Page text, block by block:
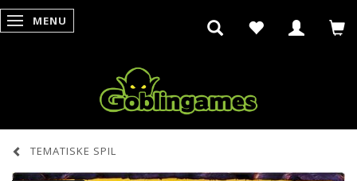
SKIFTE NAVIGATION
MENU
TEMATISKE SPIL